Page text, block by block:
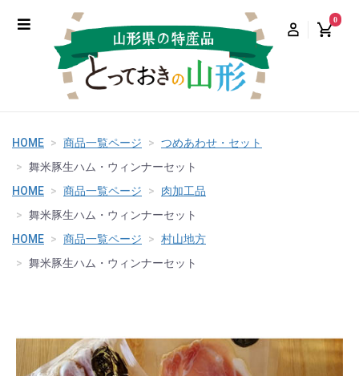
0
HOME 商品一覧ページ
つめあわせ・セット
舞米豚生ハム・ウィンナーセット
HOME
商品一覧ページ
肉加工品
舞米豚生ハム・ウィンナーセット
HOME
商品一覧ページ
村山地方
舞米豚生ハム・ウィンナーセット